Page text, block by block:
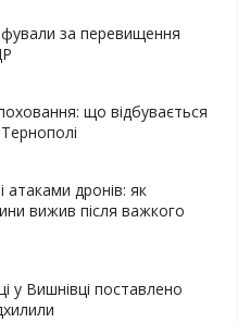
за перевищення
що відбувається
атаками дронів: як
вижив після важкого
у Вишнівці поставлено